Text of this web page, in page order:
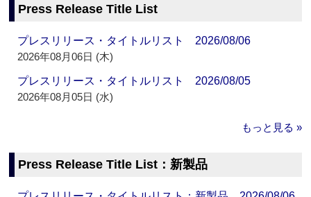
Press Release Title List
プレスリリース・タイトルリスト 2026/08/06
2026年08月06日 (木)
プレスリリース・タイトルリスト 2026/08/05
2026年08月05日 (水)
もっと見る »
Press Release Title List：新製品